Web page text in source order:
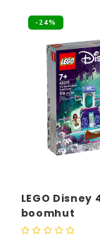
-24%
LEGO
boomhut